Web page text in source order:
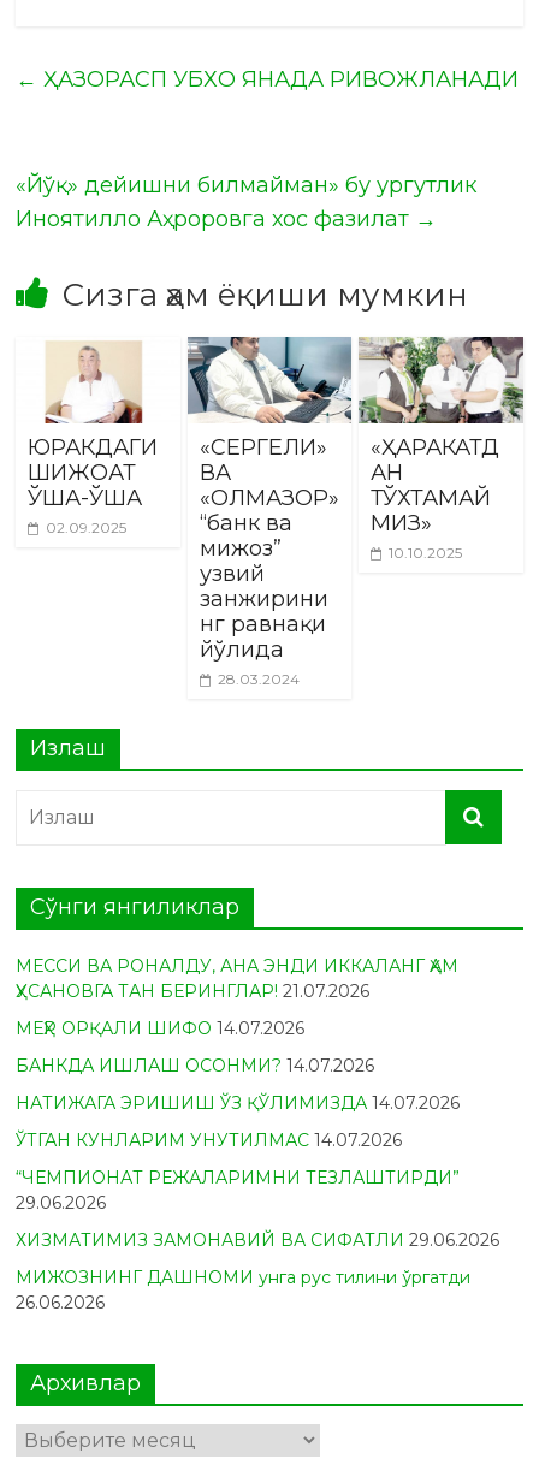
← ҲАЗОРАСП УБХО ЯНАДА РИВОЖЛАНАДИ
«Йўқ» дейишни билмайман» бу ургутлик
Иноятилло Аҳроровга хос фазилат →
Сизга ҳам ёқиши мумкин
ЮРАКДАГИ
ШИЖОАТ
ЎША-ЎША
02.09.2025
«СЕРГЕЛИ»
ВА
«ОЛМАЗОР»
“банк ва
мижоз”
узвий
занжирини
нг равнақи
йўлида
28.03.2024
«ҲАРАКАТД
АН
ТЎХТАМАЙ
МИЗ»
10.10.2025
Излаш
Сўнги янгиликлар
МЕССИ ВА РОНАЛДУ, АНА ЭНДИ ИККАЛАНГ ҲАМ
ҲУСАНОВГА ТАН БЕРИНГЛАР! 21.07.2026
МЕҲР ОРҚАЛИ ШИФО 14.07.2026
БАНКДА ИШЛАШ ОСОНМИ? 14.07.2026
НАТИЖАГА ЭРИШИШ ЎЗ ҚЎЛИМИЗДА 14.07.2026
ЎТГАН КУНЛАРИМ УНУТИЛМАС 14.07.2026
“ЧЕМПИОНАТ РЕЖАЛАРИМНИ ТЕЗЛАШТИРДИ”
29.06.2026
ХИЗМАТИМИЗ ЗАМОНАВИЙ ВА СИФАТЛИ 29.06.2026
МИЖОЗНИНГ ДАШНОМИ унга рус тилини ўргатди
26.06.2026
Архивлар
Архивлар